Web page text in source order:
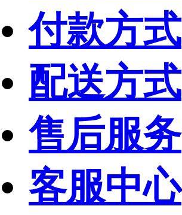
付款方式
配送方式
售后服务
客服中心